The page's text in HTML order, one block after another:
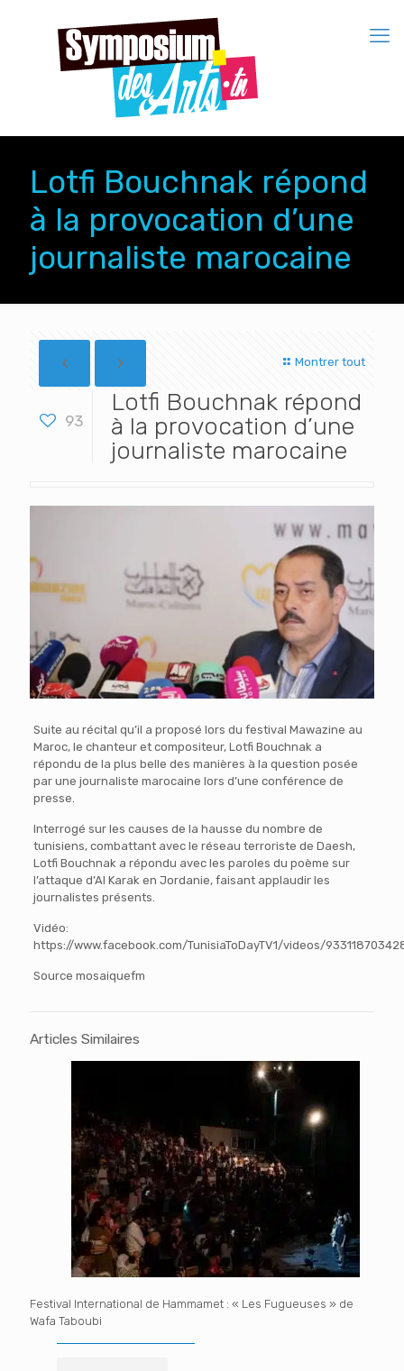
Lotfi Bouchnak répond
à la provocation d’une
journaliste marocaine
Montrer tout
93
Lotfi Bouchnak répond
à la provocation d’une
journaliste marocaine
Suite au récital qu’il a proposé lors du festival Mawazine au
Maroc, le chanteur et compositeur, Lotfi Bouchnak a
répondu de la plus belle des manières à la question posée
par une journaliste marocaine lors d’une conférence de
presse.
Interrogé sur les causes de la hausse du nombre de
tunisiens, combattant avec le réseau terroriste de Daesh,
Lotfi Bouchnak a répondu avec les paroles du poème sur
l’attaque d’Al Karak en Jordanie, faisant applaudir les
journalistes présents.
Vidéo:
https://www.facebook.com/TunisiaToDayTV1/videos/
Source mosaiquefm
Articles Similaires
Festival International de Hammamet : « Les Fugueuses » de
Wafa Taboubi